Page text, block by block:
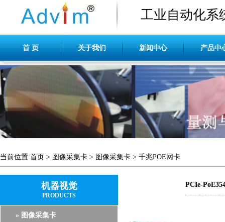
工业自动化系
首 页 关于我们 新闻中心 产品中
当前位置:首页 > 图像采集卡 > 图像采集卡 > 千兆POE网卡
机器视觉
PRODUCTS
» 图像采集卡
PCIe-